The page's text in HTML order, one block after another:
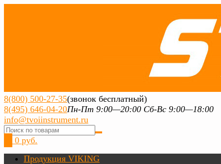
8(800) 500-27-35(звонок бесплатный)
8(495) 646-04-20Пн-Пт 9:00—20:00 Сб-Вс 9:00—18:00
info@tvoiinstrument.ru
0 руб.
Продукция VIKING